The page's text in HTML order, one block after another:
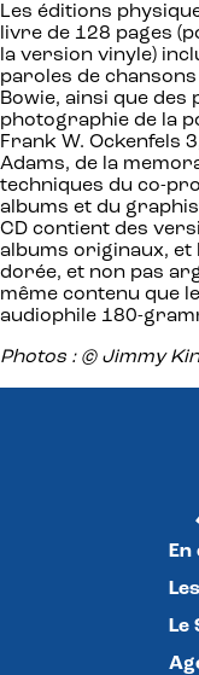
Les éditions
livre de 128 pages
la version vinyle)
paroles de
Bowie, ainsi que des
photographie de la
Frank W. Ockenfels
Adams, de la
techniques du co-
albums et du
CD contient des
albums originaux, et
dorée, et non pas
même contenu que
audiophile 180-
Photos : © Jimmy
Le